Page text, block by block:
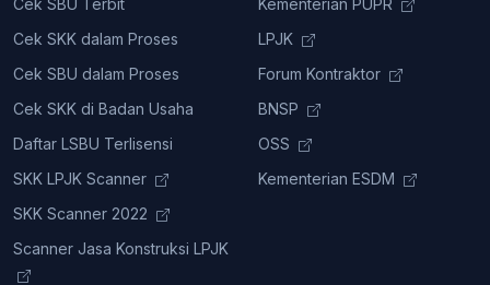
Cek SBU Terbit
Cek SKK dalam Proses
Cek SBU dalam Proses
Cek SKK di Badan Usaha
Daftar LSBU Terlisensi
SKK LPJK Scanner
SKK Scanner 2022
Scanner Jasa Konstruksi LPJK
Kementerian PUPR
LPJK
Forum Kontraktor
BNSP
OSS
Kementerian ESDM